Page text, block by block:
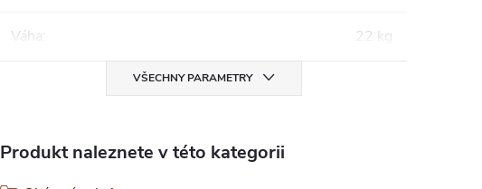
Váha: 22 kg
VŠECHNY PARAMETRY
Produkt naleznete v této kategorii